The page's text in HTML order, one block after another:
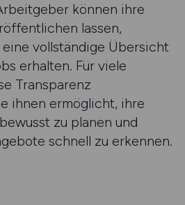
können ihre
lassen,
vollständige Übersicht
erhalten. Für viele
Transparenz
ihnen ermöglicht, ihre
zu planen und
schnell zu erkennen.